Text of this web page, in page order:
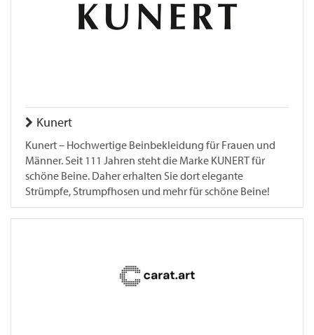
Kunert
Kunert – Hochwertige Beinbekleidung für Frauen und
Männer. Seit 111 Jahren steht die Marke KUNERT für
schöne Beine. Daher erhalten Sie dort elegante
Strümpfe, Strumpfhosen und mehr für schöne Beine!